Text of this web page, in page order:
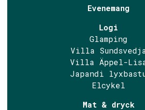
Evenemang
Logi
Glamping
Villa
Villa Äppel-
Japandi
Elcykel
Mat & dryck